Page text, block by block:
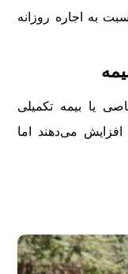
به اجاره روزانه
یا بیمه تکمیلی
افزایش می‌دهند اما